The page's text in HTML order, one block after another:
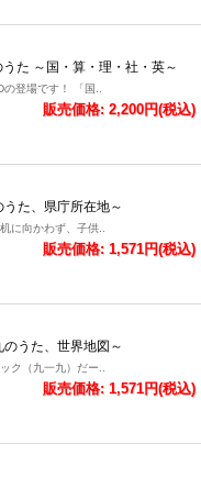
た ～国・算・理・社・英～
登場です！ 「国..
販売価格: 2,200円(税込)
た、県庁所在地～
に向かわず、子供..
販売価格: 1,571円(税込)
うた、世界地図～
ク（九一九）だー..
販売価格: 1,571円(税込)